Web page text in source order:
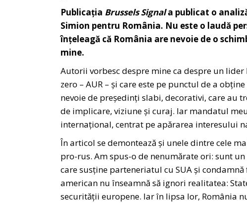
Publicația Brussels Signala publicat o
Simion pentru România. Nu este o laudă
înțeleagă că România are nevoie de o
mine.
Autorii vorbesc despre mine ca despre un
zero – AUR – și care este pe punctul de a
nevoie de președinți slabi, decorativi, care au
de implicare, viziune și curaj. Iar mandatul
internațional, centrat pe apărarea interesului
În articol se demontează și unele dintre cele
pro-rus. Am spus-o de nenumărate ori: sunt
care susține parteneriatul cu SUA și
american nu înseamnă să ignori realitatea:
securității europene. Iar în lipsa lor, România